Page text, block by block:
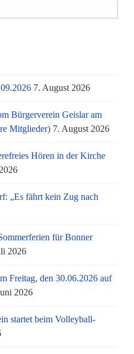
7. August 2026
Bürgerverein Geislar am
Mitglieder) 7. August 2026
Hören in der Kirche
„Es fährt kein Zug nach
für Bonner
2026
Freitag, den 30.06.2026 auf
2026
startet beim Volleyball-